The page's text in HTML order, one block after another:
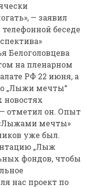
— заявил
беседе
Белоголовцева
на пленарном
РФ 22 июня, а
„Лыжи мечты“
новостях
— отметил он. Опыт
мечты»
уже был.
„Лыж
фондов, чтобы
нас проект по